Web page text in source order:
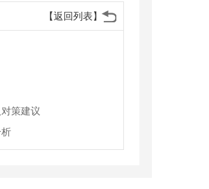
【返回列表】
策建议